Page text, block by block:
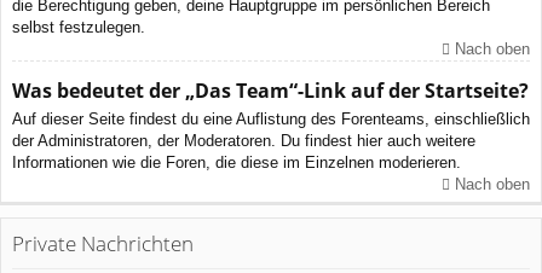
die Berechtigung geben, deine Hauptgruppe im persönlichen Bereich
selbst festzulegen.
Nach oben
Was bedeutet der „Das Team“-Link auf der Startseite?
Auf dieser Seite findest du eine Auflistung des Forenteams, einschließlich
der Administratoren, der Moderatoren. Du findest hier auch weitere
Informationen wie die Foren, die diese im Einzelnen moderieren.
Nach oben
Private Nachrichten